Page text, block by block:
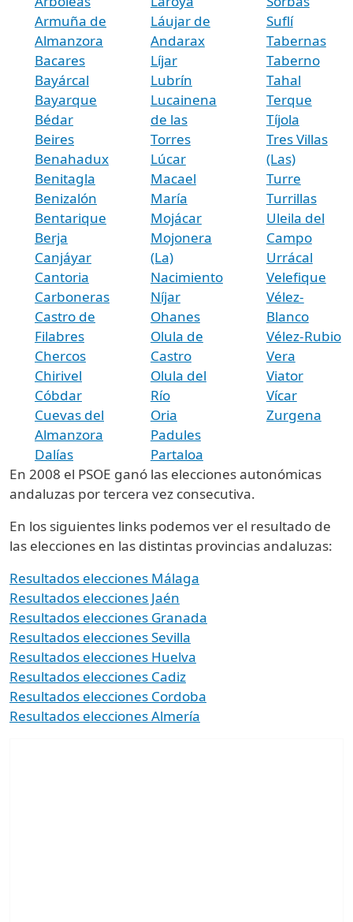
Armuña de
Almanzora
Bacares
Bayárcal
Bayarque
Bédar
Beires
Benahadux
Benitagla
Benizalón
Bentarique
Berja
Canjáyar
Cantoria
Carboneras
Castro de
Filabres
Chercos
Chirivel
Cóbdar
Cuevas del
Almanzora
Dalías
Láujar de
Andarax
Líjar
Lubrín
Lucainena
de las
Torres
Lúcar
Macael
María
Mojácar
Mojonera
(La)
Nacimiento
Níjar
Ohanes
Olula de
Castro
Olula del
Río
Oria
Padules
Partaloa
Suflí
Tabernas
Taberno
Tahal
Terque
Tíjola
Tres Villas
(Las)
Turre
Turrillas
Uleila del
Campo
Urrácal
Velefique
Vélez-
Blanco
Vélez-Rubio
Vera
Viator
Vícar
Zurgena
En 2008 el PSOE ganó las elecciones autonómicas
andaluzas por tercera vez consecutiva.
En los siguientes links podemos ver el resultado de
las elecciones en las distintas provincias andaluzas:
Resultados elecciones Málaga
Resultados elecciones Jaén
Resultados elecciones Granada
Resultados elecciones Sevilla
Resultados elecciones Huelva
Resultados elecciones Cadiz
Resultados elecciones Cordoba
Resultados elecciones Almería